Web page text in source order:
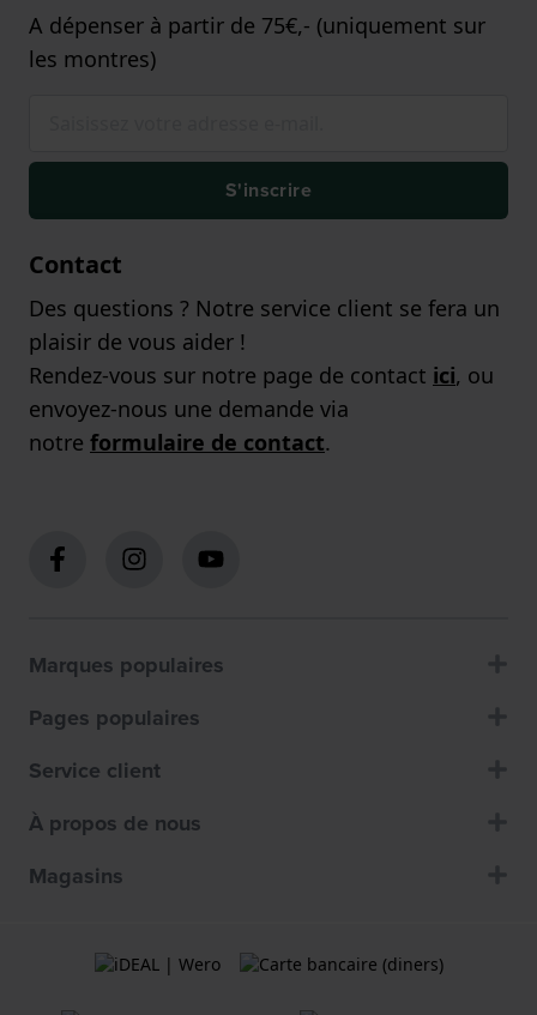
A dépenser à partir de 75€,- (uniquement sur
les montres)
S'inscrire
Contact
Des questions ? Notre service client se fera un
plaisir de vous aider !
Rendez-vous sur notre page de contact ici, ou
envoyez-nous une demande via
notre formulaire de contact.
Marques populaires
Pages populaires
Service client
À propos de nous
Magasins